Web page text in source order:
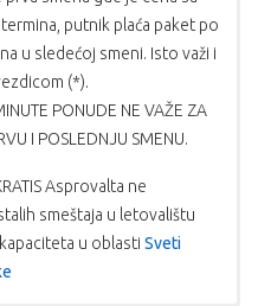
putnik plaća paket po
u sledećoj smeni. Isto važi i
(*).
PONUDE NE VAŽE ZA
I POSLEDNJU SMENU.
Asprovalta ne
smeštaja u letovalištu
u oblasti Sveti